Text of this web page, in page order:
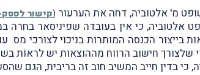
מ' אלטוביה, דחה את הערעור (קישור
אלטוביה, כי אין בעובדה שפיניסאר בחרה
בייצור הכנסה המותרות בניכוי לצורכי
חישוב הרווח מההוצאות יש לראוֹת
חִייב המשיב חוב זה בריבית, הגם שהסעיף